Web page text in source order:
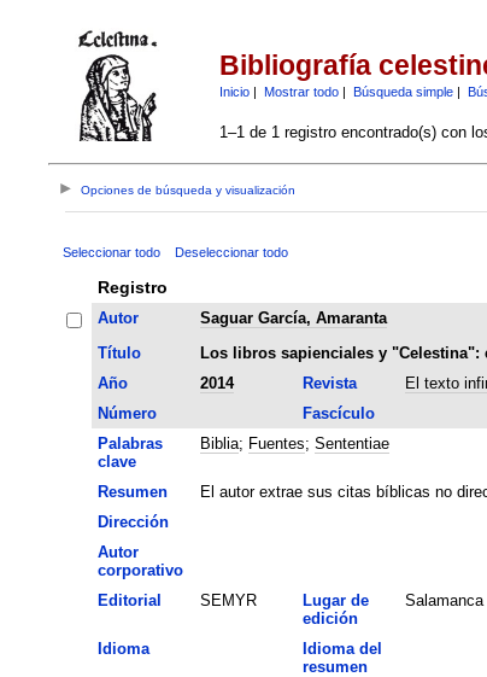
Bibliografía
Inicio| Mostrar todo| Búsqueda simple|
1–1 de 1 registro encontrado(s) con
Opciones de búsqueda y visualización
Seleccionar todo Deseleccionar todo
Registro
Autor
Saguar García, Amaranta
Título
Los libros sapienciales y
Año
2014 Revista El texto
Número
Fascículo
Palabras
clave
Biblia; Fuentes; Sententiae
Resumen
El autor extrae sus citas bíblicas no
Dirección
Autor
corporativo
Editorial SEMYR
Lugar de
edición
Salamanca
Idioma
Idioma del
resumen